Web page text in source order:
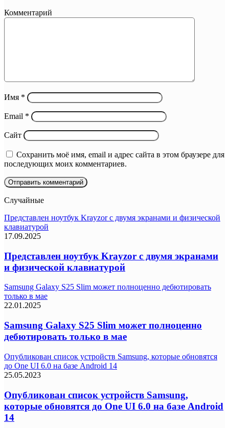
Комментарий
Имя *
Email *
Сайт
Сохранить моё имя, email и адрес сайта в этом браузере для
последующих моих комментариев.
Случайные
Представлен ноутбук Krayzor с двумя экранами и физической
клавиатурой
17.09.2025
Представлен ноутбук Krayzor с двумя экранами
и физической клавиатурой
Samsung Galaxy S25 Slim может полноценно дебютировать
только в мае
22.01.2025
Samsung Galaxy S25 Slim может полноценно
дебютировать только в мае
Опубликован список устройств Samsung, которые обновятся
до One UI 6.0 на базе Android 14
25.05.2023
Опубликован список устройств Samsung,
которые обновятся до One UI 6.0 на базе Android
14